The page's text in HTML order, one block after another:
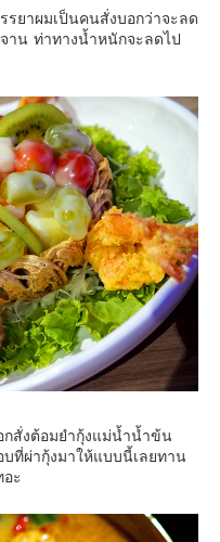
ยาผมเป็นคนสั่งบอกว่าจะลด
าน ท่าทางน้ำหนักจะลดไป
กสั่งต้อมยำกุ้งแม่น้ำน้ำข้น
ที่ผ่ากุ้งมาให้แบบนี้เลยทาน
ะ